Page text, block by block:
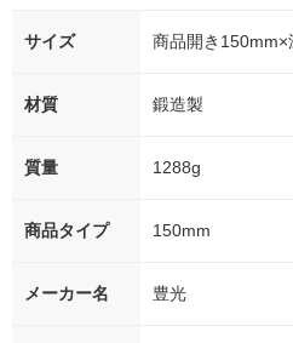
サイズ 商品開き150mm×
材質 鍛造製
質量 1288g
商品タイプ 150mm
メーカー名 豊光